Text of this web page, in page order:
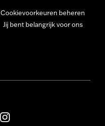
Cookievoorkeuren beheren
Jij bent belangrijk voor ons